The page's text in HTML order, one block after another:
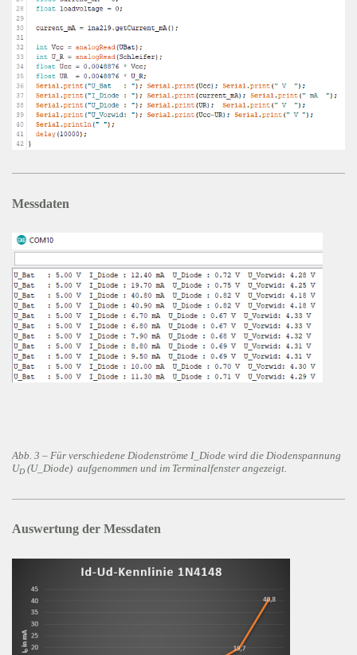
Messdaten
Abb. 3 – Für verschiedene Diodenströme I_Diode wird die Diodenspannung
UD (U_Diode) aufgenommen und im Terminalfenster angezeigt.
Auswertung der Messdaten